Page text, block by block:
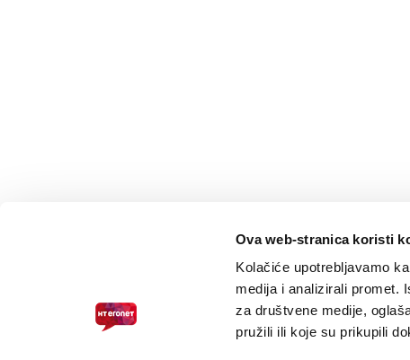
Ova web-stranica koristi
Kolačiće upotrebljavamo
medija i analizirali promet.
za društvene medije,
pružili ili koje su prikupili